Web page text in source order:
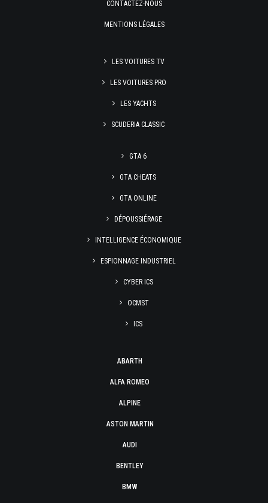
CONTACTEZ-NOUS
MENTIONS LÉGALES
LES VOITURES TV
LES VOITURES PRO
LES YACHTS
SCUDERIA CLASSIC
GTA 6
GTA CHEATS
GTA ONLINE
DÉPOUSSIÉRAGE
INTELLIGENCE ÉCONOMIQUE
ESPIONNAGE INDUSTRIEL
CYBER ICS
OCMST
ICS
ABARTH
ALFA ROMEO
ALPINE
ASTON MARTIN
AUDI
BENTLEY
BMW